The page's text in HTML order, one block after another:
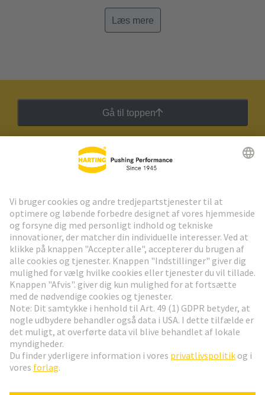
Læs mere
Gå til toppen
HARTING Newsletter
Gå til registrering
Social Media
Danmark